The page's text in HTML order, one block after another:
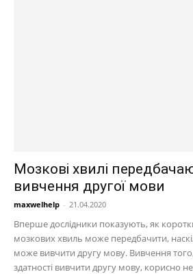
Мозкові хвилі
вивчення другої мови
maxwelhelp - 21.04.2020
Вперше дослідники показують, як
мозкових хвиль може передбачити,
може вивчити другу мову. Вивчення
здатності вивчити другу мову, корисно